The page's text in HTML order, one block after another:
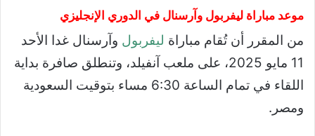
موعد مباراة ليفربول وآرسنال في الدوري الإنجليزي
من المقرر أن تُقام مباراة ليفربول وآرسنال غدا الأحد
11 مايو 2025، على ملعب آنفيلد، وتنطلق صافرة بداية
اللقاء في تمام الساعة 6:30 مساء بتوقيت السعودية
ومصر.